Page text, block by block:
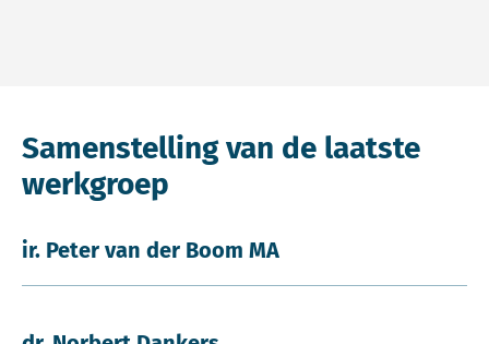
Samenstelling van de laatste
werkgroep
ir. Peter van der Boom MA